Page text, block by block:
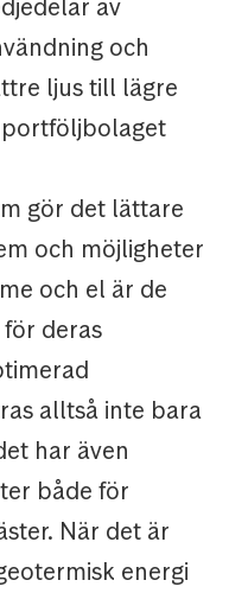
av
och
ljus till lägre
portföljbolaget
gör det lättare
och möjligheter
och el är de
deras
alltså inte bara
har även
både för
När det är
energi